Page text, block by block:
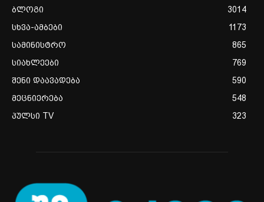
ბლოგი
3014
სხვა-ამბები
1173
სამინისტრო
865
სიახლეები
769
შენი დაავადება
590
მეცნიერება
548
პულსი TV
323